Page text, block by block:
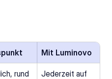
Mit Luminovo
rund
Jederzeit auf